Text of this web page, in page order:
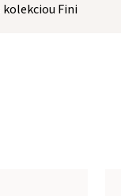
kolekciou Fini